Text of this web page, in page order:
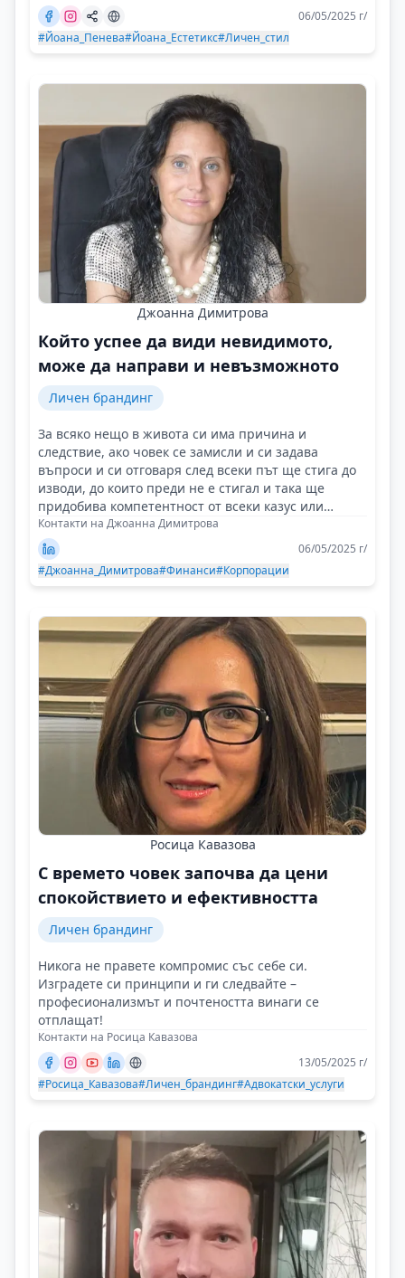
06/05/2025 г/
#Йоана_Пенева#Йоана_Естетикс#Личен_стил
Джоанна Димитрова
Който успее да види невидимото,
може да направи и невъзможното
Личен брандинг
За всяко нещо в живота си има причина и
следствие, ако човек се замисли и си задава
въпроси и си отговаря след всеки път ще стига до
изводи, до които преди не е стигал и така ще
придобива компетентност от всеки казус или
случай!
Контакти на Джоанна Димитрова
06/05/2025 г/
#Джоанна_Димитрова#Финанси#Корпорации
Росица Кавазова
С времето човек започва да цени
спокойствието и ефективността
Личен брандинг
Никога не правете компромис със себе си.
Изградете си принципи и ги следвайте –
професионализмът и почтеността винаги се
отплащат!
Контакти на Росица Кавазова
13/05/2025 г/
#Росица_Кавазова#Личен_брандинг#Адвокатски_услуги